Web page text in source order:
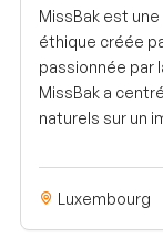
MissBak est
éthique créée
passionnée par
MissBak a
naturels sur un
Luxembourg